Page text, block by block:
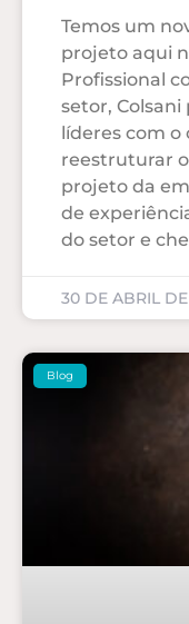
Temos um
projeto aqui
Profissional
setor,
líderes com
reestruturar
projeto da
de
do setor e
30 DE ABRIL
Blog